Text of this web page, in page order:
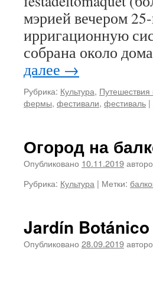
мэрией вечером
ирригационную
собрана около
далее →
Рубрика: Культура, Путешествия
фермы, фестивали, фестиваль |
Огород на
Опубликовано 10.11.2019
Рубрика: Культура | Метки:
Jardín
Опубликовано 28.09.2019